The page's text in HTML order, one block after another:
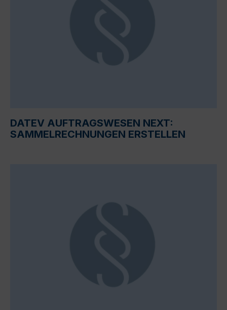
DATEV AUFTRAGSWESEN NEXT:
SAMMELRECHNUNGEN ERSTELLEN